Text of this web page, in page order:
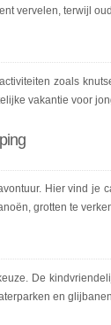
vervelen, terwijl
zoals
vakantie voor
Hier vind je
grotten te
De
en